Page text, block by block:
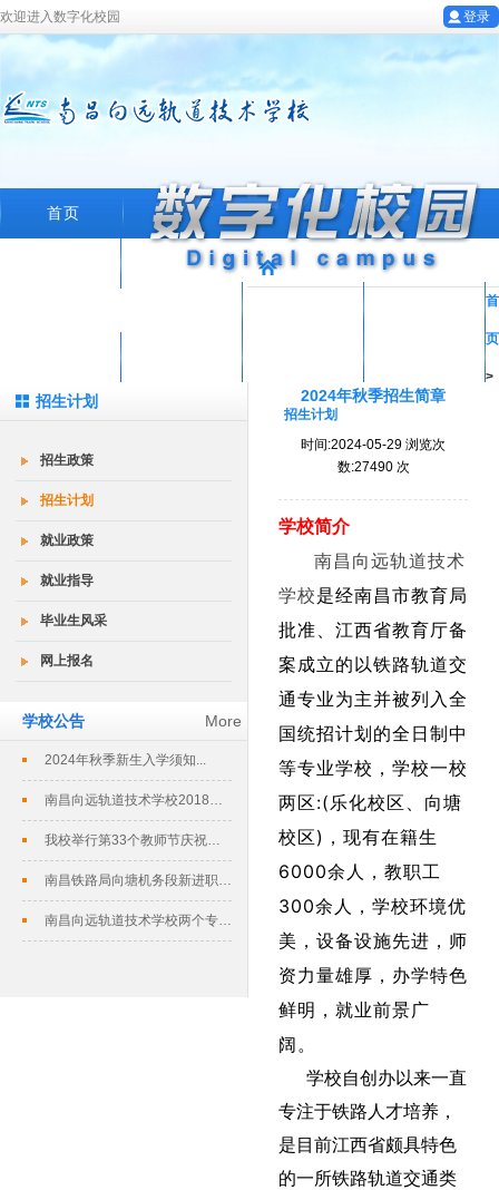
登录
欢迎进入数字化校园
首页
招生计划
招生政策
招生计划
就业政策
就业指导
毕业生风采
网上报名
More
学校公告
2024年秋季新生入学须知...
南昌向远轨道技术学校2018春季招生...
我校举行第33个教师节庆祝暨表彰大会...
南昌铁路局向塘机务段新进职工培训班在...
南昌向远轨道技术学校两个专业评定为南...
首
页
>
招生计划
2024年秋季招生简章
时间:2024-05-29 浏览次
数:27490 次
学校简介
南昌向远轨道技术
学校是经南昌市教育局
批准、江西省教育厅备
案成立的以铁路轨道交
通专业为主并被列入全
国统招计划的全日制中
等专业学校，学校一校
两区:(乐化校区、向塘
校区)，现有在籍生
6000余人，教职工
300余人，学校环境优
美，设备设施先进，师
资力量雄厚，办学特色
鲜明，就业前景广
阔。
学校自创办以来一直
专注于铁路人才培养，
是目前江西省颇具特色
的一所铁路轨道交通类